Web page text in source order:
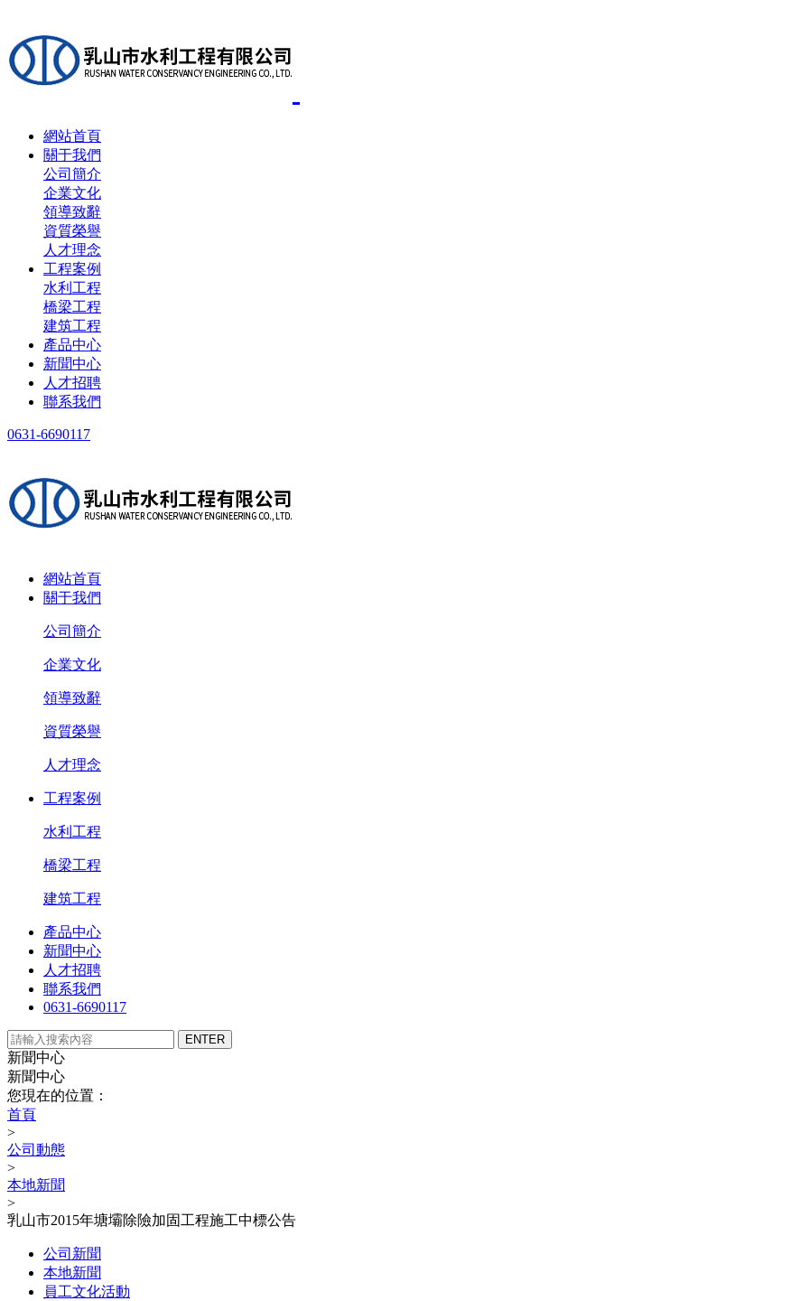
網站首頁
關于我們
公司簡介
企業文化
領導致辭
資質榮譽
人才理念
工程案例
水利工程
橋梁工程
建筑工程
產品中心
新聞中心
人才招聘
聯系我們
0631-6690117
網站首頁
關于我們
公司簡介
企業文化
領導致辭
資質榮譽
人才理念
工程案例
水利工程
橋梁工程
建筑工程
產品中心
新聞中心
人才招聘
聯系我們
0631-6690117
新聞中心
新聞中心
您現在的位置：
首頁
>
公司動態
>
本地新聞
>
乳山市2015年塘壩除險加固工程施工中標公告
公司新聞
本地新聞
員工文化活動